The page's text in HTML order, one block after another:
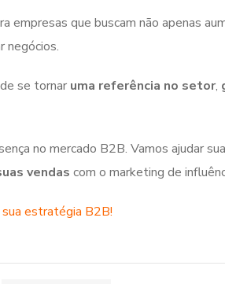
empresas que buscam não apenas
negócios.
se tornar uma referência no setor,
no mercado B2B. Vamos ajudar sua
vendas com o marketing de
estratégia B2B!